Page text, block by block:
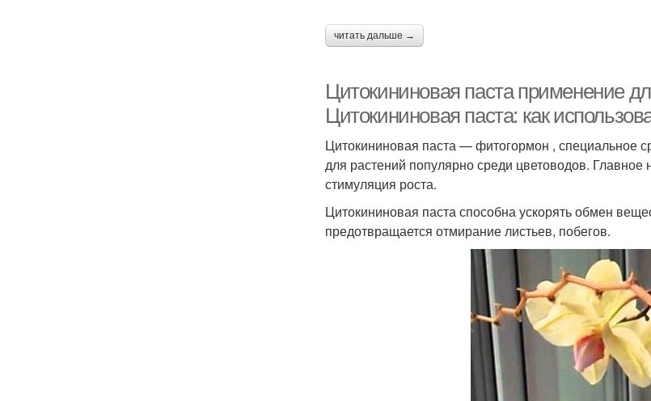
читать дальше →
Цитокининовая паста применение
Цитокининовая паста: как
Цитокининовая паста — фитогормон , специальное
для растений популярно среди цветоводов.
стимуляция роста.
Цитокининовая паста способна ускорять обмен
предотвращается отмирание листьев, побегов.